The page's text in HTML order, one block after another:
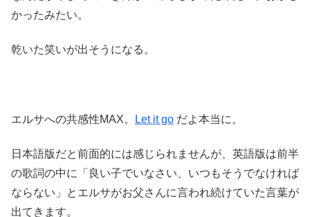
かったみたい。
乾いた笑いが出そうになる。
エルサへの共感性MAX。 Let it go だよ本当に。
日本語版だと前面的には感じられませんが、英語版は前半
の歌詞の中に「良い子でいなさい、いつもそうでなければ
ならない」とエルサがお父さんに言われ続けていた言葉が
出てきます。